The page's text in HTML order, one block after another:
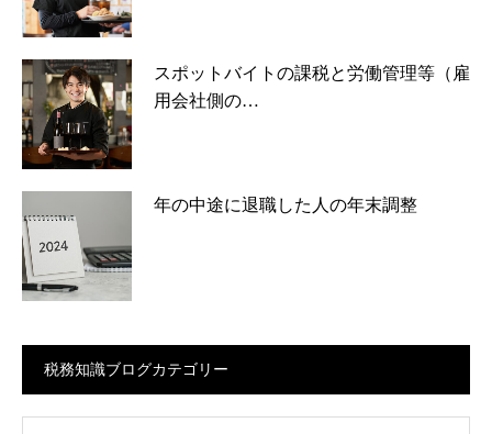
スポットバイトの課税と労働管理等（雇
用会社側の…
年の中途に退職した人の年末調整
税務知識ブログカテゴリー